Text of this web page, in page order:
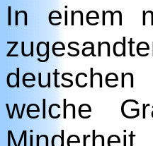
In einem
welche